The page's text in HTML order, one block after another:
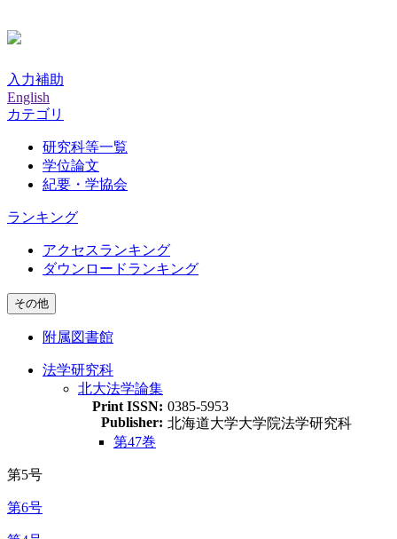
入力補助
English
カテゴリ
研究科等一覧
学位論文
紀要・学協会
ランキング
アクセスランキング
ダウンロードランキング
その他
附属図書館
法学研究科
北大法学論集
Print ISSN: 0385-5953
Publisher: 北海道大学大学院法学研究科
第47巻
第5号
第6号